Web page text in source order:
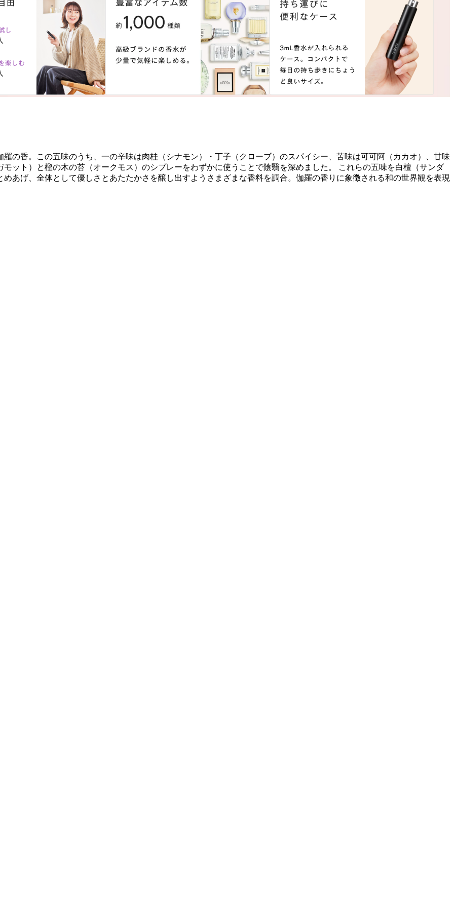
の香。この五味のうち、一の辛味は肉桂（シナモン）・丁子（クローブ）のスパイシー、苦味は可可阿（カカオ）、甘味
ット）と樫の木の苔（オークモス）のシプレーをわずかに使うことで陰翳を深めました。 これらの五味を白檀（サンダ
あげ、全体として優しさとあたたかさを醸し出すようさまざまな香料を調合。伽羅の香りに象徴される和の世界観を表現